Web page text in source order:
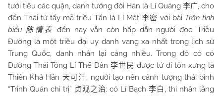
tưới tiêu các quận, danh tướng đời Hán là Lí Quảng 李广, cho
đến Thái tử tẩy mã triều Tấn là Lí Mật 李密 với bài Trần tình
biểu 陈情表 đến nay vẫn còn hấp dẫn người đọc. Triều
Đường là một triều đại uy danh vang xa nhất trong lịch sử
Trung Quốc, danh nhân lại càng nhiều. Trong đó có có
Đường Thái Tông Lí Thế Dân 李世民 được tứ di tôn xưng là
Thiên Khả Hãn 天可汗, người tạo nên cảnh tượng thái bình
“Trinh Quán chi trị” 贞观之治; có Lí Bạch李白 , thi nhân lãng